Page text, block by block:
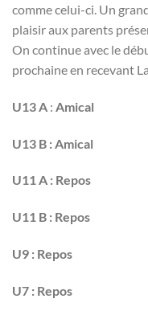
comme celui-ci. Un
plaisir aux parents
On continue avec le
prochaine en recevant
U13 A : Amical
U13 B : Amical
U11 A : Repos
U11 B : Repos
U9 : Repos
U7 : Repos